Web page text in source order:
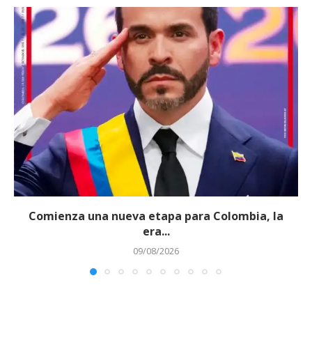
Comienza una nueva etapa para Colombia, la
era...
09/08/2026